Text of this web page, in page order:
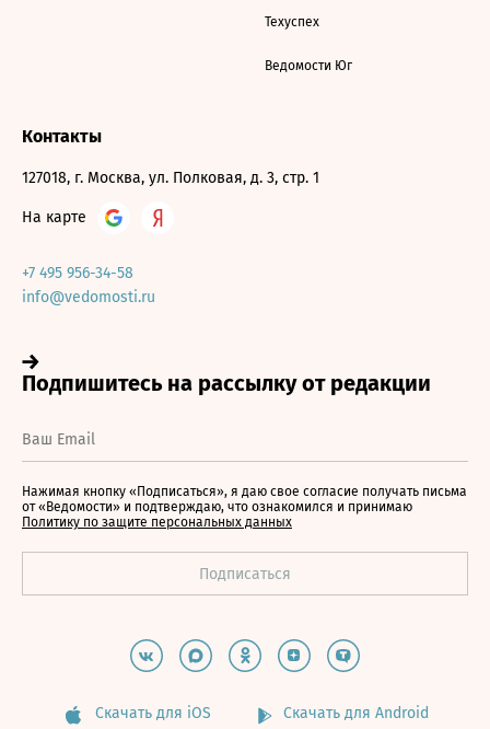
Техуспех
Ведомости Юг
Контакты
127018, г. Москва, ул. Полковая, д. 3, стр. 1
На карте
+7 495 956-34-58
info@vedomosti.ru
Нажимая кнопку «Подписаться», я даю свое согласие получать письма
от «Ведомости» и подтверждаю, что ознакомился и принимаю
Политику по защите персональных данных
Скачать для iOS Скачать для Android